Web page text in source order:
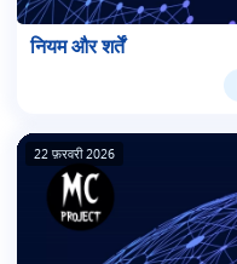
नियम और शर्तें
22 फ़रवरी 2026